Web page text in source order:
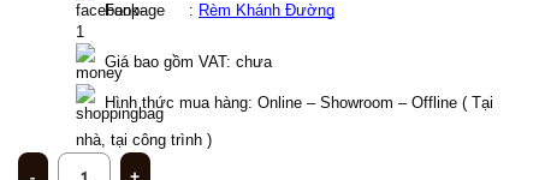
Fanpage     : Rèm Khánh Đường
Giá bao gồm VAT: chưa
Hình thức mua hàng: Online – Showroom – Offline ( Tại
nhà, tại công trình )
Rèm chung cư đẹp CC-09 số lượng